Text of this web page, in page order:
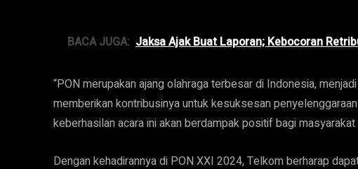
BACA JUGA: Jaksa Ajak Buat Laporan; Kebocoran
“PON merupakan ajang olahraga terbesar di Indonesia,
memberikan kontribusinya untuk kesuksesan
keberhasilan acara ini akan berdampak positif bagi masyarakat
Dengan kehadirannya di PON XXI 2024, Telkom berharap